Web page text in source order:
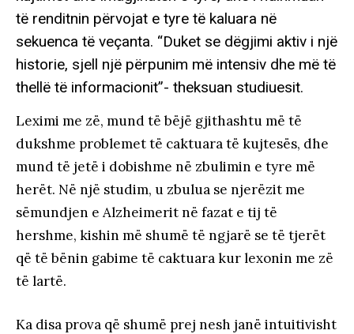
të renditnin përvojat e tyre të kaluara në
sekuenca të veçanta. “Duket se dëgjimi aktiv i një
historie, sjell një përpunim më intensiv dhe më të
thellë të informacionit”- theksuan studiuesit.
Leximi me zë, mund të bëjë gjithashtu më të
dukshme problemet të caktuara të kujtesës, dhe
mund të jetë i dobishme në zbulimin e tyre më
herët. Në një studim, u zbulua se njerëzit me
sëmundjen e Alzheimerit në fazat e tij të
hershme, kishin më shumë të ngjarë se të tjerët
që të bënin gabime të caktuara kur lexonin me zë
të lartë.
Ka disa prova që shumë prej nesh janë intuitivisht